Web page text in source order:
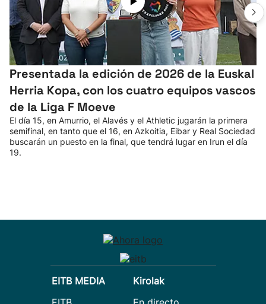
Presentada la edición de 2026 de la Euskal
Herria Kopa, con los cuatro equipos vascos
de la Liga F Moeve
El día 15, en Amurrio, el Alavés y el Athletic jugarán la primera
semifinal, en tanto que el 16, en Azkoitia, Eibar y Real Sociedad
buscarán un puesto en la final, que tendrá lugar en Irun el día
19.
EITB MEDIA
Kirolak